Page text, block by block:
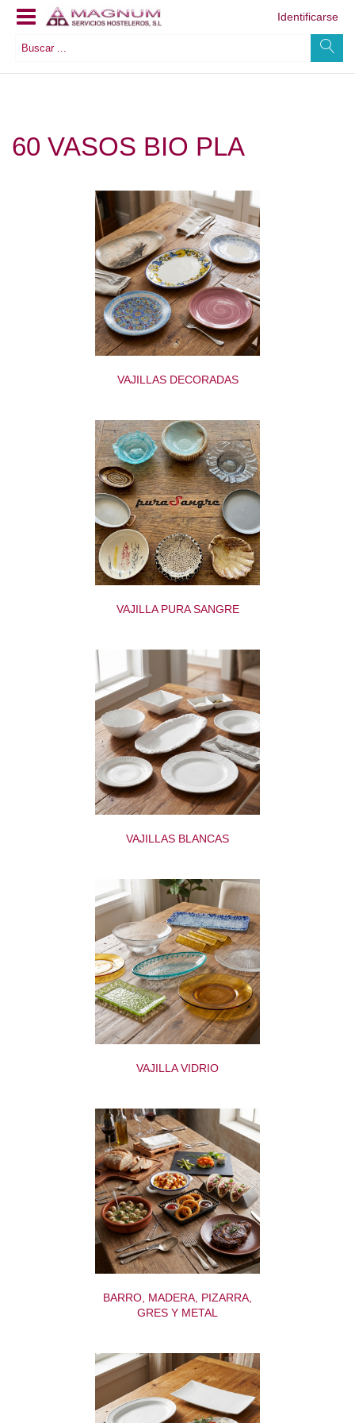
Identificarse
60 VASOS BIO PLA
VAJILLAS DECORADAS
VAJILLA PURA SANGRE
VAJILLAS BLANCAS
VAJILLA VIDRIO
BARRO, MADERA, PIZARRA,
GRES Y METAL